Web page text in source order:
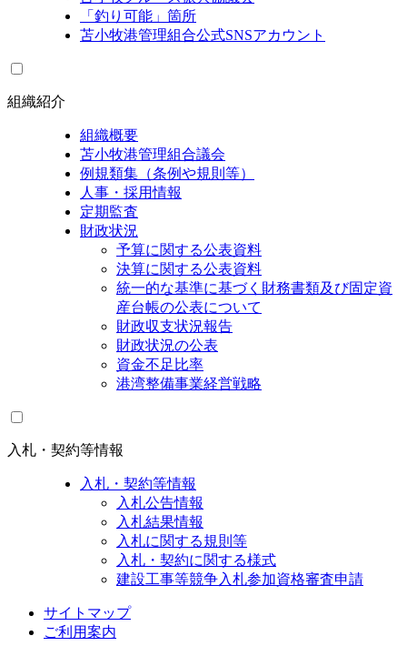
「釣り可能」箇所
苫小牧港管理組合公式SNSアカウント
組織紹介
組織概要
苫小牧港管理組合議会
例規類集（条例や規則等）
人事・採用情報
定期監査
財政状況
予算に関する公表資料
決算に関する公表資料
統一的な基準に基づく財務書類及び固定資
産台帳の公表について
財政収支状況報告
財政状況の公表
資金不足比率
港湾整備事業経営戦略
入札・契約等情報
入札・契約等情報
入札公告情報
入札結果情報
入札に関する規則等
入札・契約に関する様式
建設工事等競争入札参加資格審査申請
サイトマップ
ご利用案内